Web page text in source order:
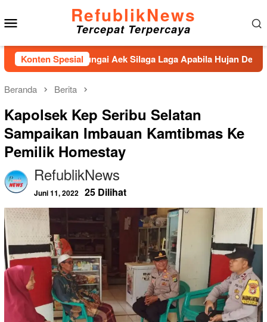
ke
konten
RefublikNews
Tercepat Terpercaya
Konten Spesial
Sungai Aek Silaga Laga Apabila Hujan Deras
Beranda Berita
Kapolsek Kep Seribu Selatan
Sampaikan Imbauan Kamtibmas Ke
Pemilik Homestay
RefublikNews
Juni 11, 2022 25 Dilihat